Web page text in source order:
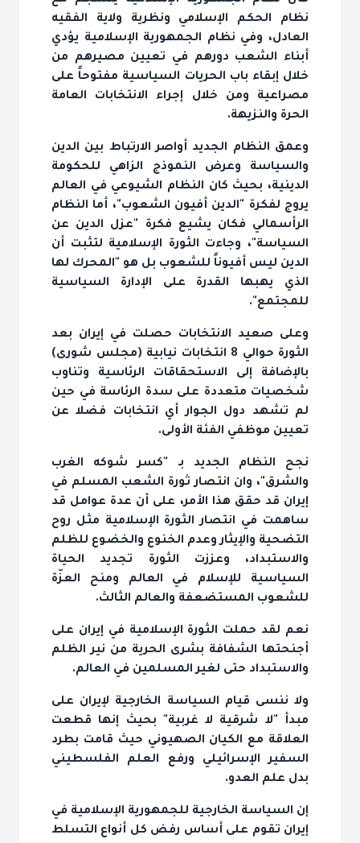
نظام الحكم الإسلامي ونظرية ولاية الفقيه
العادل، وفي نظام الجمهورية الإسلامية يؤدي
أبناء الشعب دورهم في تعيين مصيرهم من
خلال إبقاء باب الحريات السياسية مفتوحاً على
مصراعية ومن خلال إجراء الانتخابات العامة
الحرة والنزيهة.
وعمق النظام الجديد أواصر الارتباط بين الدين
والسياسة وعرض النموذج الزاهي للحكومة
الدينية، بحيث كان النظام الشيوعي في العالم
يروج لفكرة "الدين أفيون الشعوب"، أما النظام
الرأسمالي فكان يشيع فكرة "عزل الدين عن
السياسة"، وجاءت الثورة الإسلامية لتثبت أن
الدين ليس أفيوناً للشعوب بل هو "المحرك لها
الذي يهبها القدرة على الإدارة السياسية
للمجتمع".
وعلى صعيد الانتخابات حصلت في إيران بعد
الثورة حوالي 8 انتخابات نيابية (مجلس شورى)
بالإضافة إلى الاستحقاقات الرئاسية وتناوب
شخصيات متعددة على سدة الرئاسة في حين
لم تشهد دول الجوار أي انتخابات فضلا عن
تعيين موظفي الفئة الأولى.
نجح النظام الجديد بـ "كسر شوكه الغرب
والشرق"، وان انتصار ثورة الشعب المسلم في
إيران قد حقق هذا الأمر، على أن عدة عوامل قد
ساهمت في انتصار الثورة الإسلامية مثل روح
التضحية والإيثار وعدم الخنوع والخضوع للظلم
والاستبداد، وعززت الثورة تجديد الحياة
السياسية للإسلام في العالم ومنح العزّة
للشعوب المستضعفة والعالم الثالث.
نعم لقد حملت الثورة الإسلامية في إيران على
أجنحتها الشفافة بشرى الحرية من نير الظلم
والاستبداد حتى لغير المسلمين في العالم.
ولا ننسى قيام السياسة الخارجية لإيران على
مبدأ "لا شرقية لا غربية" بحيث إنها قطعت
العلاقة مع الكيان الصهيوني حيث قامت بطرد
السفير الإسرائيلي ورفع العلم الفلسطيني
بدل علم العدو.
إن السياسة الخارجية للجمهورية الإسلامية في
إيران تقوم على أساس رفض كل أنواع التسلط